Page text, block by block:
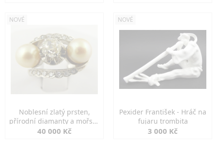
NOVÉ
Noblesní zlatý prsten,
přírodní diamanty a mořské
perly
40 000 Kč
NOVÉ
Pexider František - Hráč na
fujaru trombita
3 000 Kč